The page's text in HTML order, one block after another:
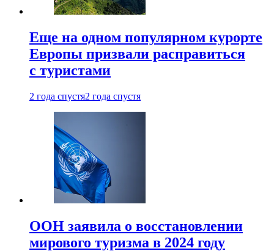
Еще на одном популярном курорте
Европы призвали расправиться
с туристами
2 года спустя2 года спустя
ООН заявила о восстановлении
мирового туризма в 2024 году